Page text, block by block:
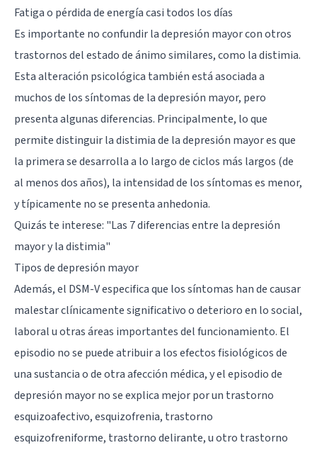
Fatiga o pérdida de energía casi todos los días
Es importante no confundir la depresión mayor con otros
trastornos del estado de ánimo similares, como la distimia.
Esta alteración psicológica también está asociada a
muchos de los síntomas de la depresión mayor, pero
presenta algunas diferencias. Principalmente, lo que
permite distinguir la distimia de la depresión mayor es que
la primera se desarrolla a lo largo de ciclos más largos (de
al menos dos años), la intensidad de los síntomas es menor,
y típicamente no se presenta anhedonia.
Quizás te interese: "Las 7 diferencias entre la depresión
mayor y la distimia"
Tipos de depresión mayor
Además, el DSM-V especifica que los síntomas han de causar
malestar clínicamente significativo o deterioro en lo social,
laboral u otras áreas importantes del funcionamiento. El
episodio no se puede atribuir a los efectos fisiológicos de
una sustancia o de otra afección médica, y el episodio de
depresión mayor no se explica mejor por un trastorno
esquizoafectivo, esquizofrenia, trastorno
esquizofreniforme, trastorno delirante, u otro trastorno